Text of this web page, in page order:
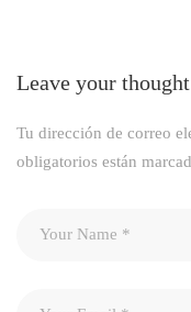
Leave your
Tu dirección de correo
obligatorios están